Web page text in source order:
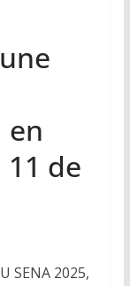
en
de
SENA 2025,